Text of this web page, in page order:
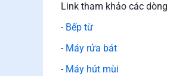
Link tham khảo các
- Bếp từ
- Máy rửa bát
- Máy hút mùi